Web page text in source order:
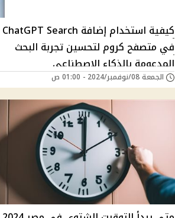
كيفية استخدام إضافة ChatGPT Search
في متصفح كروم لتحسين تجربة البحث
المدعومة بالذكاء الاصطناعي
الجمعة 08/نوفمبر/2024 - 01:00 ص